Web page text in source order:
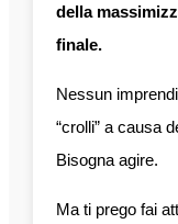
della
finale.
Nessun
“crolli” a causa
Bisogna agire.
Ma ti prego fai